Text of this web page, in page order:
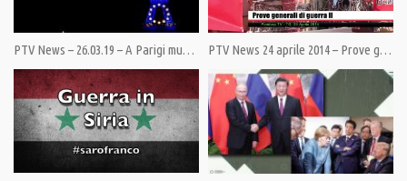
Speciali
Tags:#bergamo,aiuti russia,covid19,Ospedali ,Russia
PTV News – 26.03.19 – A Parigi muore l’Europa PTV News 24 aprile 2014 – Prove generali di guerra